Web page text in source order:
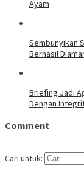
Ayam
Sembunyikan
Berhasil
Briefing Jadi
Dengan
Comment
Cari untuk: